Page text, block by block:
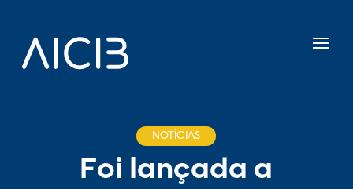
NOTÍCIAS
Foi lançada a